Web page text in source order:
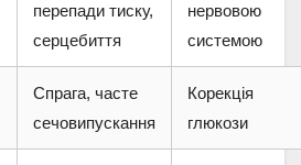
перепади тиску,
серцебиття
нервовою
системою
Спрага, часте
сечовипускання
Корекція
глюкози